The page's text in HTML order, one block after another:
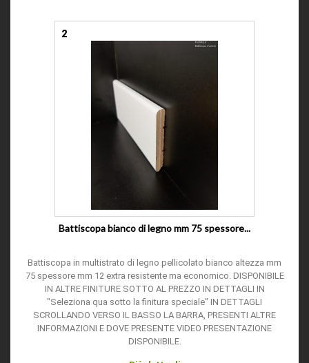
2
Battiscopa bianco di legno mm 75 spessore...
Battiscopa in multistrato di legno pellicolato bianco altezza mm
75 spessore mm 12 extra resistente ma economico. DISPONIBILE
IN ALTRE FINITURE SOTTO AL PREZZO IN DETTAGLI IN
"Seleziona qua sotto la finitura speciale" IN DETTAGLI
SCROLLANDO VERSO IL BASSO LA BARRA, PRESENTI ALTRE
INFORMAZIONI E DOVE PRESENTE VIDEO PRESENTAZIONE
DISPONIBILE.